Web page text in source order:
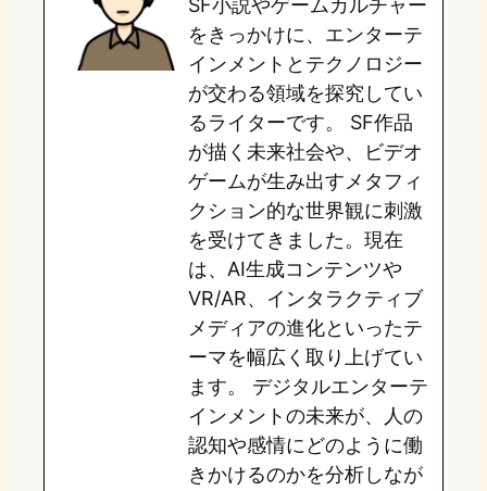
d
o
n
k
y
o
o
k
a
SF小説やゲームカルチャー
をきっかけに、エンターテ
インメントとテクノロジー
が交わる領域を探究してい
るライターです。 SF作品
が描く未来社会や、ビデオ
ゲームが生み出すメタフィ
クション的な世界観に刺激
を受けてきました。現在
は、AI生成コンテンツや
VR/AR、インタラクティブ
メディアの進化といったテ
ーマを幅広く取り上げてい
ます。 デジタルエンターテ
インメントの未来が、人の
認知や感情にどのように働
きかけるのかを分析しなが